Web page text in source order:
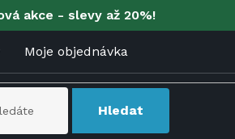
akce - slevy až 20%!
Moje objednávka
Hledat